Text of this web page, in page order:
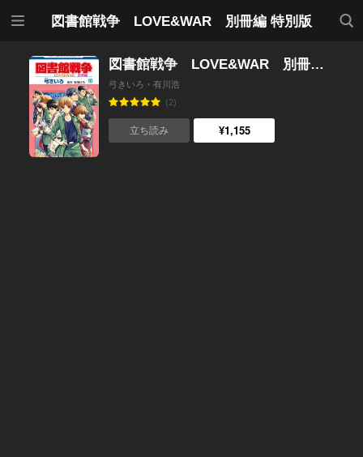
図書館戦争 LOVE&WAR 別冊編 特別版
検索
図書館戦争 LOVE&WAR 別冊編 （10）【描き下ろしマンガ＋ミニ画集付き特装版】
弓きいろ・有川浩
(2)
立ち読み ¥1,155